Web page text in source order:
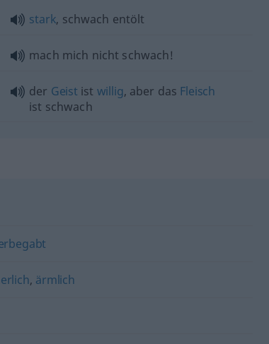
stark, schwach entölt
mach mich nicht schwach!
der Geist ist willig, aber das Fleisch
ist schwach
, ärmlich